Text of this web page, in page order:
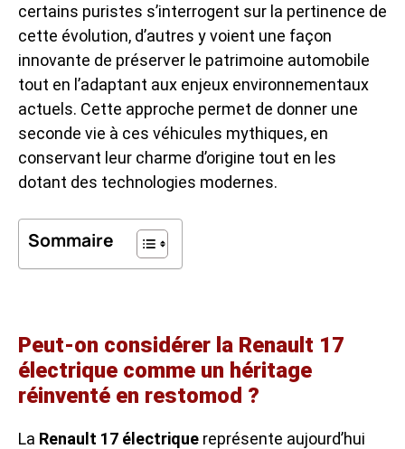
certains puristes s’interrogent sur la pertinence de
cette évolution, d’autres y voient une façon
innovante de préserver le patrimoine automobile
tout en l’adaptant aux enjeux environnementaux
actuels. Cette approche permet de donner une
seconde vie à ces véhicules mythiques, en
conservant leur charme d’origine tout en les
dotant des technologies modernes.
Sommaire
Peut-on considérer la Renault 17
électrique comme un héritage
réinventé en restomod ?
La Renault 17 électrique représente aujourd’hui